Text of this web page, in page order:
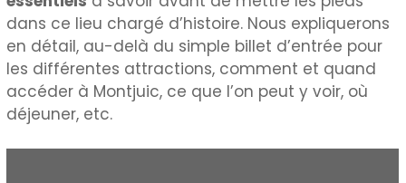
dans ce lieu chargé d’histoire. Nous expliquerons
en détail, au-delà du simple billet d’entrée pour
les différentes attractions, comment et quand
accéder à Montjuic, ce que l’on peut y voir, où
déjeuner, etc.